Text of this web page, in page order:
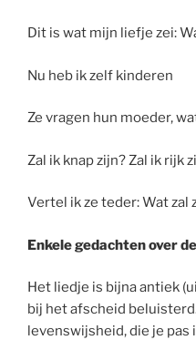
Dit is wat mijn liefje zei:
Nu heb ik zelf kinderen
Ze vragen hun moeder,
Zal ik knap zijn? Zal ik rijk
Vertel ik ze teder: Wat zal
Enkele gedachten over
Het liedje is bijna antiek
bij het afscheid
levenswijsheid, die je pas